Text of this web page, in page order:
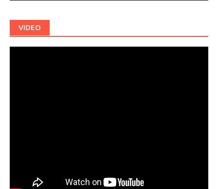
VIDEO